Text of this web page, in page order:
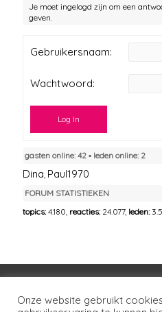
Je moet ingelogd zijn om een
geven.
Gebruikersnaam:
Wachtwoord:
Log In
gasten online: 42 ▪︎ leden online: 2
Dina Paul1970
FORUM STATISTIEKEN
topics:4.180, reacties: 24.077, leden:
Voorwaarden
Onze website gebruikt